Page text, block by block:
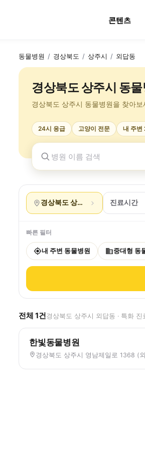
콘텐츠
동물병원 / 경상북도 / 상주시 / 외답동
경상북도 상주시 동물
경상북도 상주시 동물병원을 찾아보
24시 응급 고양이 전문 내 주변
경상북도 상주시 외답동진료시간
빠른 필터
내 주변 동물병원 중대형 동
전체 1건경상북도 상주시 외답동 · 특화
한빛동물병원
경상북도 상주시 영남제일로 1368 (